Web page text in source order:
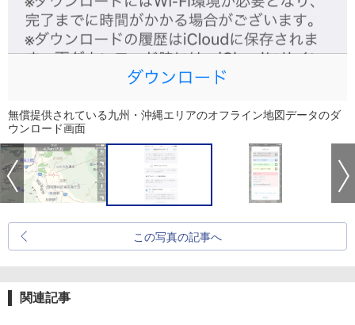
無償提供されている九州・沖縄エリアのオフライン地図データのダ
ウンロード画面
この写真の記事へ
関連記事